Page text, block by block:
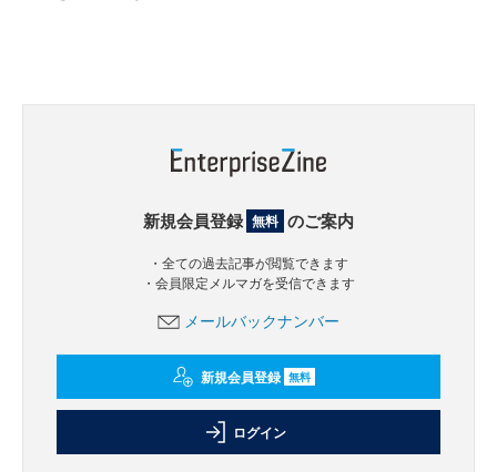
新規会員登録 無料 のご案内
・全ての過去記事が閲覧できます
・会員限定メルマガを受信できます
メールバックナンバー
新規会員登録 無料
ログイン